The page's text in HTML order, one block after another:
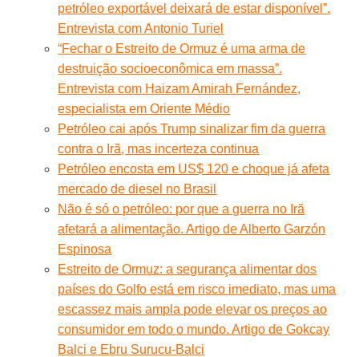
petróleo exportável deixará de estar disponível”.
Entrevista com Antonio Turiel
“Fechar o Estreito de Ormuz é uma arma de
destruição socioeconômica em massa”.
Entrevista com Haizam Amirah Fernández,
especialista em Oriente Médio
Petróleo cai após Trump sinalizar fim da guerra
contra o Irã, mas incerteza continua
Petróleo encosta em US$ 120 e choque já afeta
mercado de diesel no Brasil
Não é só o petróleo: por que a guerra no Irã
afetará a alimentação. Artigo de Alberto Garzón
Espinosa
Estreito de Ormuz: a segurança alimentar dos
países do Golfo está em risco imediato, mas uma
escassez mais ampla pode elevar os preços ao
consumidor em todo o mundo. Artigo de Gokcay
Balci e Ebru Surucu-Balci